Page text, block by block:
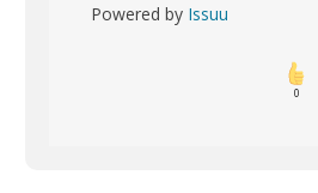
Powered by Issuu
0